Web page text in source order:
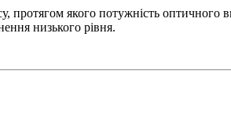
протягом якого потужність
низького рівня.